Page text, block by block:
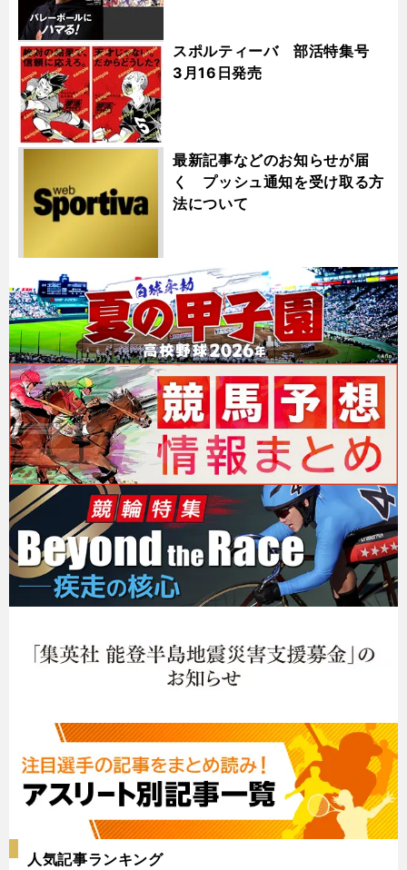
スポルティーバ 部活特集号
3月16日発売
最新記事などのお知らせが届
く プッシュ通知を受け取る方
法について
人気記事ランキング